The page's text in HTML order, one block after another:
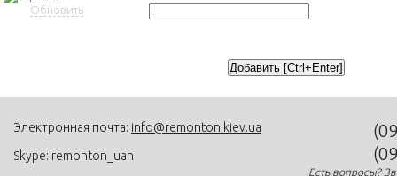
Обновить
Электронная почта: info@remonton.kiev.ua
Skype: remonton_uan
Есть вопросы?